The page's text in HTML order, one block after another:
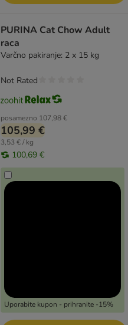
PURINA Cat Chow Adult
raca
Varčno pakiranje: 2 x 15 kg
posamezno 107,98 €
105,99 €
3,53 € / kg
100,69 €
Uporabite kupon - prihranite -15%
Not Rated